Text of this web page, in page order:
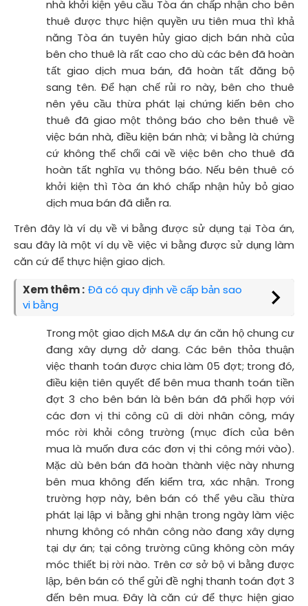
nhà khởi kiện yêu cầu Tòa án chấp nhận cho bên
thuê được thực hiện quyền ưu tiên mua thì khả
năng Tòa án tuyên hủy giao dịch bán nhà của
bên cho thuê là rất cao cho dù các bên đã hoàn
tất giao dịch mua bán, đã hoàn tất đăng bộ
sang tên. Để hạn chế rủi ro này, bên cho thuê
nên yêu cầu thừa phát lại chứng kiến bên cho
thuê đã giao một thông báo cho bên thuê về
việc bán nhà, điều kiện bán nhà; vi bằng là chứng
cứ không thể chối cãi về việc bên cho thuê đã
hoàn tất nghĩa vụ thông báo. Nếu bên thuê có
khởi kiện thì Tòa án khó chấp nhận hủy bỏ giao
dịch mua bán đã diễn ra.
Trên đây là ví dụ về vi bằng được sử dụng tại Tòa án,
sau đây là một ví dụ về việc vi bằng được sử dụng làm
căn cứ để thực hiện giao dịch.
Xem thêm : Đã có quy định về cấp bản sao
vi bằng
Trong một giao dịch M&A dự án căn hộ chung cư
đang xây dựng dở dang. Các bên thỏa thuận
việc thanh toán được chia làm 05 đợt; trong đó,
điều kiện tiên quyết để bên mua thanh toán tiền
đợt 3 cho bên bán là bên bán đã phối hợp với
các đơn vị thi công cũ di dời nhân công, máy
móc rời khỏi công trường (mục đích của bên
mua là muốn đưa các đơn vị thi công mới vào).
Mặc dù bên bán đã hoàn thành việc này nhưng
bên mua không đến kiểm tra, xác nhận. Trong
trường hợp này, bên bán có thể yêu cầu thừa
phát lại lập vi bằng ghi nhận trong ngày làm việc
nhưng không có nhân công nào đang xây dựng
tại dự án; tại công trường cũng không còn máy
móc thiết bị rời nào. Trên cơ sở bộ vi bằng được
lập, bên bán có thể gửi đề nghị thanh toán đợt 3
đến bên mua. Đây là căn cứ để thực hiện giao